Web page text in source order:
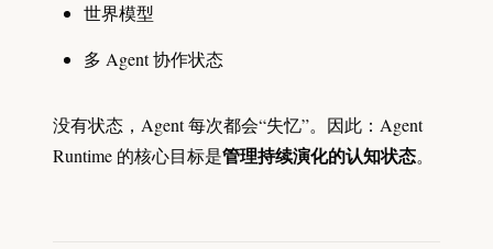
世界模型
多 Agent 协作状态
没有状态，Agent 每次都会“失忆”。因此：Agent
Runtime 的核心目标是管理持续演化的认知状态。